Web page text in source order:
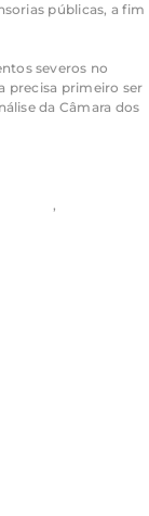
públicas, a fim
severos no
precisa primeiro ser
da Câmara dos
Tomaz,